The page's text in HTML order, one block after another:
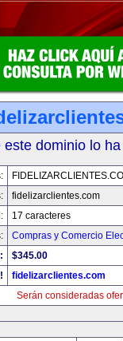
este dominio lo
fidelizarclientes.com
17 caracteres
Compras y Comercio
$345.00
fidelizarclientes.com
Serán consideradas